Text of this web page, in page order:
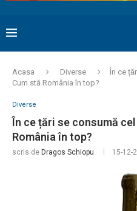
Acasa Diverse
În ce
Cum stă România în top?
Diverse
În ce țări se consumă
România în top?
scris de Dragos Schiopu 15-12-